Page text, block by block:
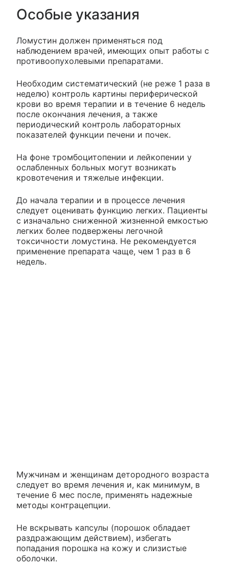
Особые указания
Ломустин должен применяться под
наблюдением врачей, имеющих опыт работы с
противоопухолевыми препаратами.
Необходим систематический (не реже 1 раза в
неделю) контроль картины периферической
крови во время терапии и в течение 6 недель
после окончания лечения, а также
периодический контроль лабораторных
показателей функции печени и почек.
На фоне тромбоцитопении и лейкопении у
ослабленных больных могут возникать
кровотечения и тяжелые инфекции.
До начала терапии и в процессе лечения
следует оценивать функцию легких. Пациенты
с изначально сниженной жизненной емкостью
легких более подвержены легочной
токсичности ломустина. Не рекомендуется
применение препарата чаще, чем 1 раз в 6
недель.
Мужчинам и женщинам детородного возраста
следует во время лечения и, как минимум, в
течение 6 мес после, применять надежные
методы контрацепции.
Не вскрывать капсулы (порошок обладает
раздражающим действием), избегать
попадания порошка на кожу и слизистые
оболочки.